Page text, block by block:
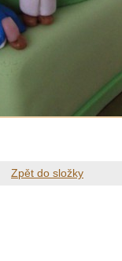
Zpět do složky